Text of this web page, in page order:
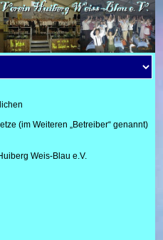
(im Weiteren „Betreiber“ genannt)
Weis-Blau e.V.